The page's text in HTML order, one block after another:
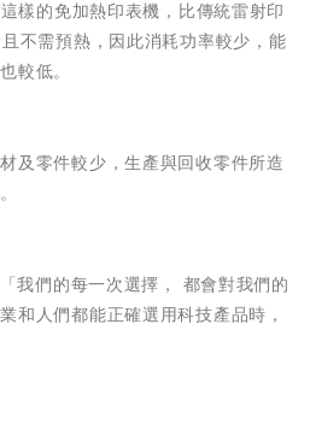
樣的免加熱印表機，比傳統雷射印
不需預熱，因此消耗功率較少，能
較低。
及零件較少，生產與回收零件所造
我們的每一次選擇， 都會對我們的
和人們都能正確選用科技產品時，